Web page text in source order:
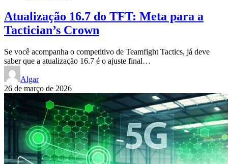
Atualização 16.7 do TFT: Meta para a
Tactician’s Crown
Se você acompanha o competitivo de Teamfight Tactics, já deve
saber que a atualização 16.7 é o ajuste final…
Algar
26 de março de 2026